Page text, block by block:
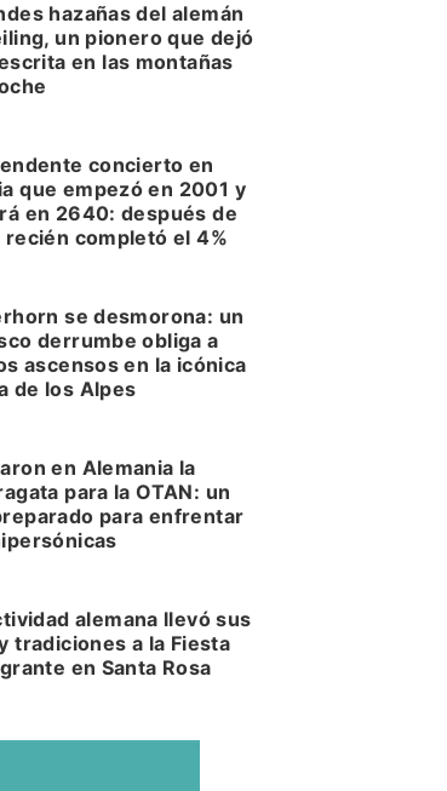
hazañas del alemán
un pionero que dejó
en las montañas
concierto en
que empezó en 2001 y
en 2640: después de
recién completó el 4%
se desmorona: un
derrumbe obliga a
ascensos en la icónica
de los Alpes
en Alemania la
para la OTAN: un
para enfrentar
alemana llevó sus
tradiciones a la Fiesta
en Santa Rosa